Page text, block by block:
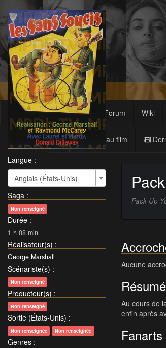
Films Sagas Forum Wiki
Nouveau film
Langue :
Anglais (États-Unis)
Saga :
Non renseigné
Durée :
1 h 08 min
Réalisateur(s) :
George Marshall
Scénariste(s) :
Non renseigné
Producteur(s) :
Non renseigné
Sortie (États-Unis) :
Non renseignée Non renseignée
Genres :
Pack Up
Aucune
Résumé
Au cours de
enfin après
Fanarts